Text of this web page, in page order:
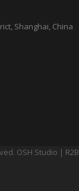
Shanghai, China
OSH Studio | R2B